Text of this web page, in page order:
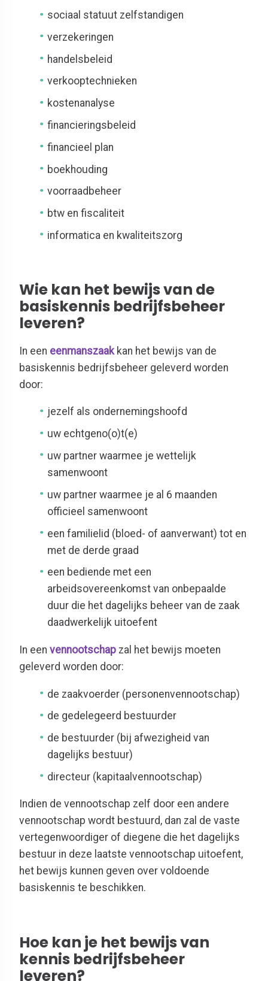
sociaal statuut zelfstandigen
verzekeringen
handelsbeleid
verkooptechnieken
kostenanalyse
financieringsbeleid
financieel plan
boekhouding
voorraadbeheer
btw en fiscaliteit
informatica en kwaliteitszorg
Wie kan het bewijs van de
basiskennis bedrijfsbeheer
leveren?
In een eenmanszaak kan het bewijs van de
basiskennis bedrijfsbeheer geleverd worden
door:
jezelf als ondernemingshoofd
uw echtgeno(o)t(e)
uw partner waarmee je wettelijk
samenwoont
uw partner waarmee je al 6 maanden
officieel samenwoont
een familielid (bloed- of aanverwant) tot en
met de derde graad
een bediende met een
arbeidsovereenkomst van onbepaalde
duur die het dagelijks beheer van de zaak
daadwerkelijk uitoefent
In een vennootschap zal het bewijs moeten
geleverd worden door:
de zaakvoerder (personenvennootschap)
de gedelegeerd bestuurder
de bestuurder (bij afwezigheid van
dagelijks bestuur)
directeur (kapitaalvennootschap)
Indien de vennootschap zelf door een andere
vennootschap wordt bestuurd, dan zal de vaste
vertegenwoordiger of diegene die het dagelijks
bestuur in deze laatste vennootschap uitoefent,
het bewijs kunnen geven over voldoende
basiskennis te beschikken.
Hoe kan je het bewijs van
kennis bedrijfsbeheer
leveren?